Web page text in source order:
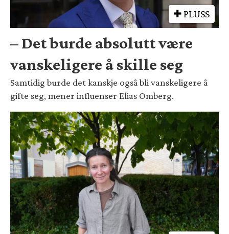
PLUSS
– Det burde absolutt være
vanskeligere å skille seg
Samtidig burde det kanskje også bli vanskeligere å
gifte seg, mener influenser Elias Omberg.